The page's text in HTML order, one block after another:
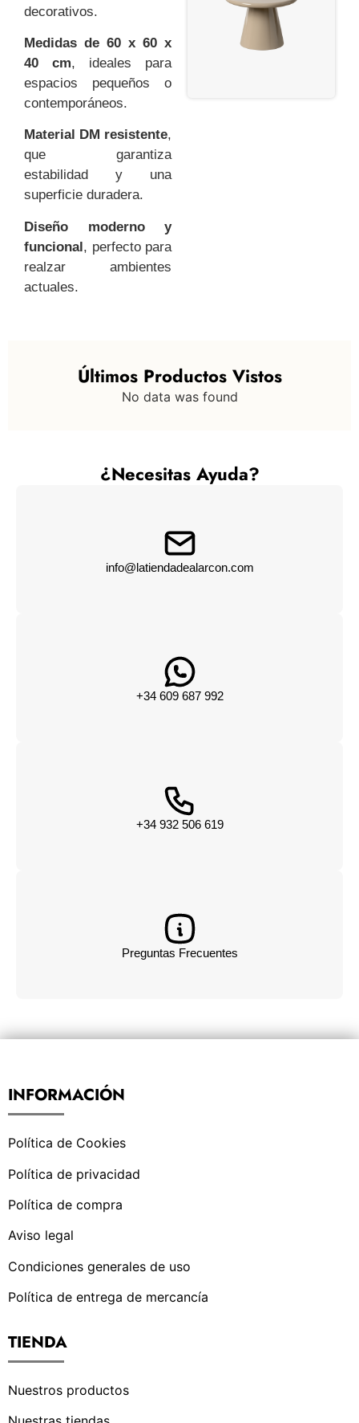
decorativos.
Medidas de 60 x 60 x
40 cm, ideales para
espacios pequeños o
contemporáneos.
Material DM resistente,
que garantiza
estabilidad y una
superficie duradera.
Diseño moderno y
funcional, perfecto para
realzar ambientes
actuales.
Últimos Productos Vistos
No data was found
¿Necesitas Ayuda?
info@latiendadealarcon.com
+34 609 687 992
+34 932 506 619
Preguntas Frecuentes
INFORMACIÓN
Política de Cookies
Política de privacidad
Política de compra
Aviso legal
Condiciones generales de uso
Política de entrega de mercancía
TIENDA
Nuestros productos